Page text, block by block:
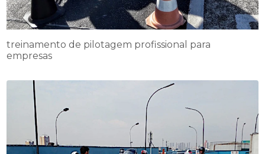
treinamento de pilotagem profissional para
empresas